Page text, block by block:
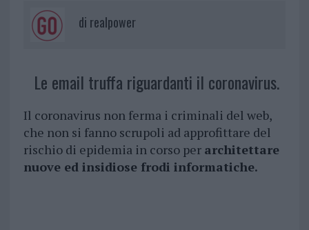
di realpower
Le email truffa riguardanti il coronavirus.
Il coronavirus non ferma i criminali del web,
che non si fanno scrupoli ad approfittare del
rischio di epidemia in corso per architettare
nuove ed insidiose frodi informatiche.